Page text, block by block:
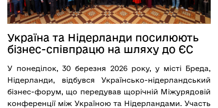
Україна та Нідерланди посилюють
бізнес-співпрацю на шляху до ЄС
У понеділок, 30 березня 2026 року, у місті Бреда,
Нідерланди, відбувся Українсько-нідерландський
бізнес-форум, що передував щорічній Міжурядовій
конференції між Україною та Нідерландами. Участь